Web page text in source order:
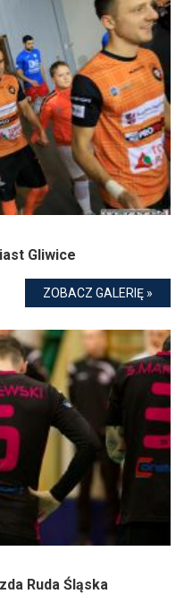
Gliwice
ZOBACZ GALERIĘ »
Ruda Śląska